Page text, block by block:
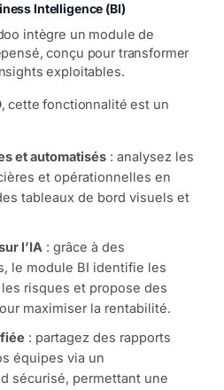
Intelligence (BI)
intègre un module de
conçu pour transformer
exploitables.
, cette fonctionnalité est un
et automatisés : analysez les
et opérationnelles en
tableaux de bord visuels et
l’IA : grâce à des
le module BI identifie les
risques et propose des
maximiser la rentabilité.
: partagez des rapports
équipes via un
sécurisé, permettant une